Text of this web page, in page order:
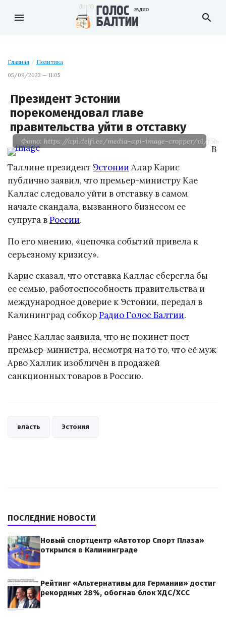
menu search
Главная / Политика
05/09/2023 — 11:05
Президент Эстонии
порекомендовал главе
правительства уйти в отставку
Фото: https://api.delfi.ee/media-api-image-cropper/v1/
В
Таллине президент Эстонии Алар Карис
публично заявил, что премьер-министру Кае
Каллас следовало уйти в отставку в самом
начале скандала, вызванного бизнесом ее
супруга вРоссии.
По его мнению, «цепочка событий привела к
серьезному кризису».
Карис сказал, что отставка Каллас сберегла бы
ее семью, работоспособность правительства и
международное доверие к Эстонии, передал в
Калининград собкорРадио Голос Балтии.
Ранее Каллас заявила, что не покинет пост
премьер-министра, несмотря на то то, что её муж
Арво Халлик изобличён в продажей
санкционных товаров в Россию.
власть Эстония
ПОСЛЕДНИЕ НОВОСТИ
Новый спортцентр «Автотор Спорт Плаза»
открылся в Калининграде
Рейтинг «Альтернативы для Германии» достиг
рекордных 28%, обогнав блок ХДС/ХСС